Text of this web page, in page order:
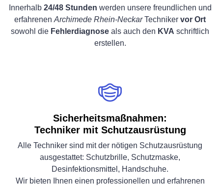
Innerhalb 24/48 Stunden werden unsere freundlichen und
erfahrenen Archimede Rhein-NeckarTechniker vor Ort
sowohl die Fehlerdiagnose als auch den KVA schriftlich
erstellen.
Sicherheitsmaßnahmen:
Techniker mit Schutzausrüstung
Alle Techniker sind mit der nötigen Schutzausrüstung
ausgestattet: Schutzbrille, Schutzmaske,
Desinfektionsmittel, Handschuhe.
Wir bieten Ihnen einen professionellen und erfahrenen